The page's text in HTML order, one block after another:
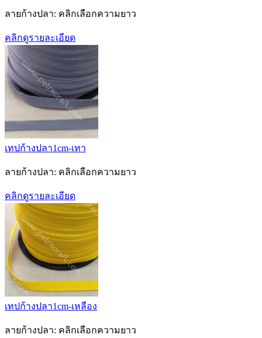
ลายก้างปลา: คลิกเลือกความยาว
คลิกดูรายละเอียด
เทปก้างปลา1cm-เทา
ลายก้างปลา: คลิกเลือกความยาว
คลิกดูรายละเอียด
เทปก้างปลา1cm-เหลือง
ลายก้างปลา: คลิกเลือกความยาว